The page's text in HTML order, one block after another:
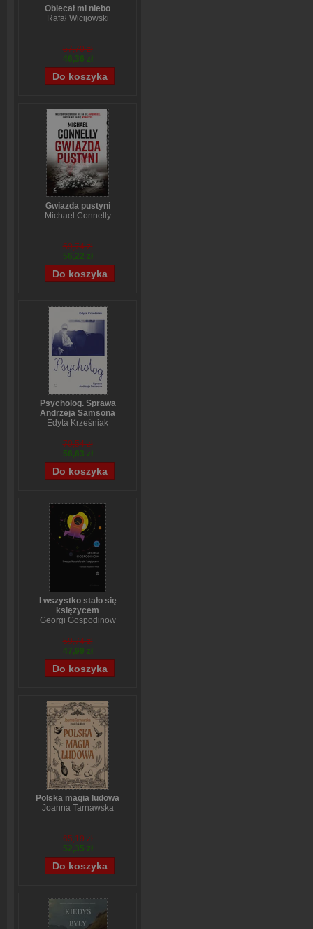
Obiecał mi niebo
Rafał Wicijowski
57,70 zł
46,36 zł
Gwiazda pustyni
Michael Connelly
59,74 zł
56,22 zł
Psycholog. Sprawa
Andrzeja Samsona
Edyta Krześniak
70,54 zł
56,63 zł
I wszystko stało się
księżycem
Georgi Gospodinow
59,74 zł
47,99 zł
Polska magia ludowa
Joanna Tarnawska
65,19 zł
52,35 zł